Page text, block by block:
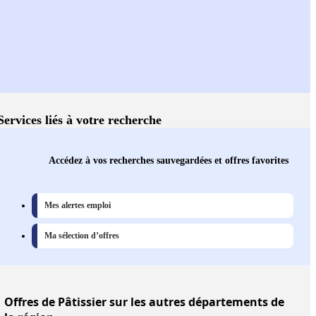
liés à votre recherche
Accédez à vos recherches sauvegardées et offres favorites
Mes alertes emploi
Ma sélection d’offres
Offresde Pâtissier sur les autres départements de